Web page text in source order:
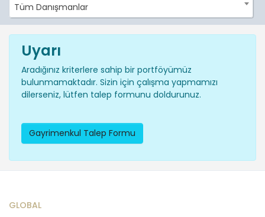
Tüm Danışmanlar
Uyarı
Aradığınız kriterlere sahip bir portföyümüz
bulunmamaktadır. Sizin için çalışma yapmamızı
dilerseniz, lütfen talep formunu doldurunuz.
Gayrimenkul Talep Formu
GLOBAL